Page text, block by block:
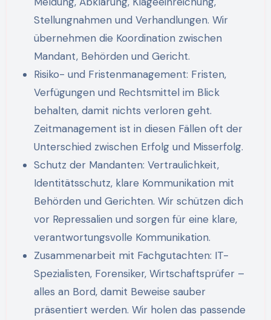
Stellungnahmen und Verhandlungen. Wir
übernehmen die Koordination zwischen
Mandant, Behörden und Gericht.
Risiko- und Fristenmanagement: Fristen,
Verfügungen und Rechtsmittel im Blick
behalten, damit nichts verloren geht.
Zeitmanagement ist in diesen Fällen oft der
Unterschied zwischen Erfolg und Misserfolg.
Schutz der Mandanten: Vertraulichkeit,
Identitätsschutz, klare Kommunikation mit
Behörden und Gerichten. Wir schützen dich
vor Repressalien und sorgen für eine klare,
verantwortungsvolle Kommunikation.
Zusammenarbeit mit Fachgutachten: IT-
Spezialisten, Forensiker, Wirtschaftsprüfer –
alles an Bord, damit Beweise sauber
präsentiert werden. Wir holen das passende